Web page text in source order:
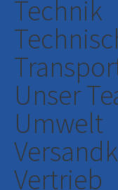
Technik
Unser
Umwelt
Vertrieb